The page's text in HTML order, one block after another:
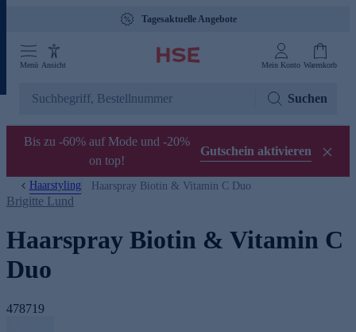
Tagesaktuelle Angebote
Menü Ansicht Mein Konto Warenkorb
Suchen
Bis zu -60% auf Mode und -20%
on top!
Gutschein aktivieren
Haarstyling Haarspray Biotin & Vitamin C Duo
Brigitte Lund
Haarspray Biotin & Vitamin C
Duo
478719